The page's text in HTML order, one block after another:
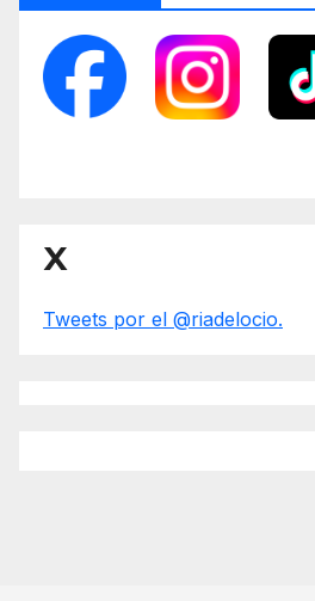
X
Tweets por el @riadelocio.